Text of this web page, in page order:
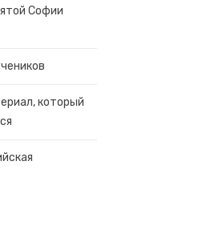
Софии
который